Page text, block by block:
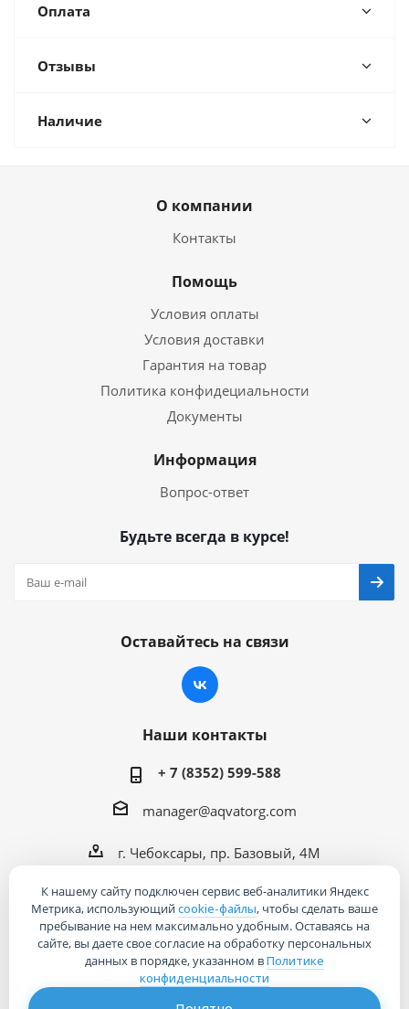
Оплата
Отзывы
Наличие
О компании
Контакты
Помощь
Условия оплаты
Условия доставки
Гарантия на товар
Политика конфидециальности
Документы
Информация
Вопрос-ответ
Будьте всегда в курсе!
Оставайтесь на связи
Наши контакты
+ 7 (8352) 599-588
manager@aqvatorg.com
г. Чебоксары, пр. Базовый, 4М
2026 © Интернет-магазин «Акваторг»
К нашему сайту подключен сервис веб-аналитики Яндекс
Метрика, использующийcookie-файлы, чтобы сделать ваше
пребывание на нем максимально удобным. Оставаясь на
сайте, вы даете свое согласие на обработку персональных
данных в порядке, указанном вПолитике
конфиденциальности